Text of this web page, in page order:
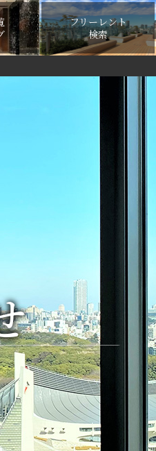
フリーレント
検索